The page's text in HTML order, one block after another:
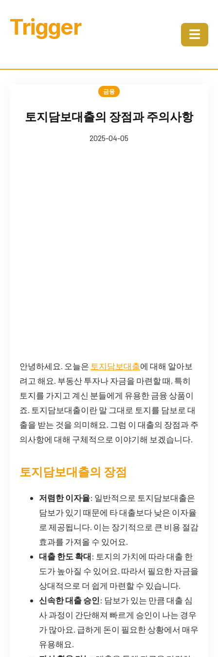
Trigger ☰
금융
토지담보대출의 장점과 주의사항
2025-04-05
안녕하세요. 오늘은 토지담보대출에 대해 알아보
려고 해요. 부동산 투자나 자금을 마련할 때, 특히
토지를 가지고 계신 분들에게 유용한 금융 상품이
죠. 토지담보대출이란 말 그대로 토지를 담보로 대
출을 받는 것을 의미해요. 그럼 이 대출의 장점과 주
의사항에 대해 구체적으로 이야기해 보겠습니다.
토지담보대출의 장점
저렴한 이자율: 일반적으로 토지담보대출은
담보가 있기 때문에 타 대출보다 낮은 이자율
로 제공됩니다. 이는 장기적으로 큰 비용 절감
효과를 가져올 수 있어요.
대출 한도 확대: 토지의 가치에 따라 대출 한
도가 높아질 수 있어요. 따라서 필요한 자금을
상대적으로 더 쉽게 마련할 수 있습니다.
신속한 대출 승인 : 담보가 있는 만큼 대출 심
사 과정이 간단해져 빠르게 승인이 나는 경우
가 많아요. 급하게 돈이 필요한 상황에서 매우
유용해요.